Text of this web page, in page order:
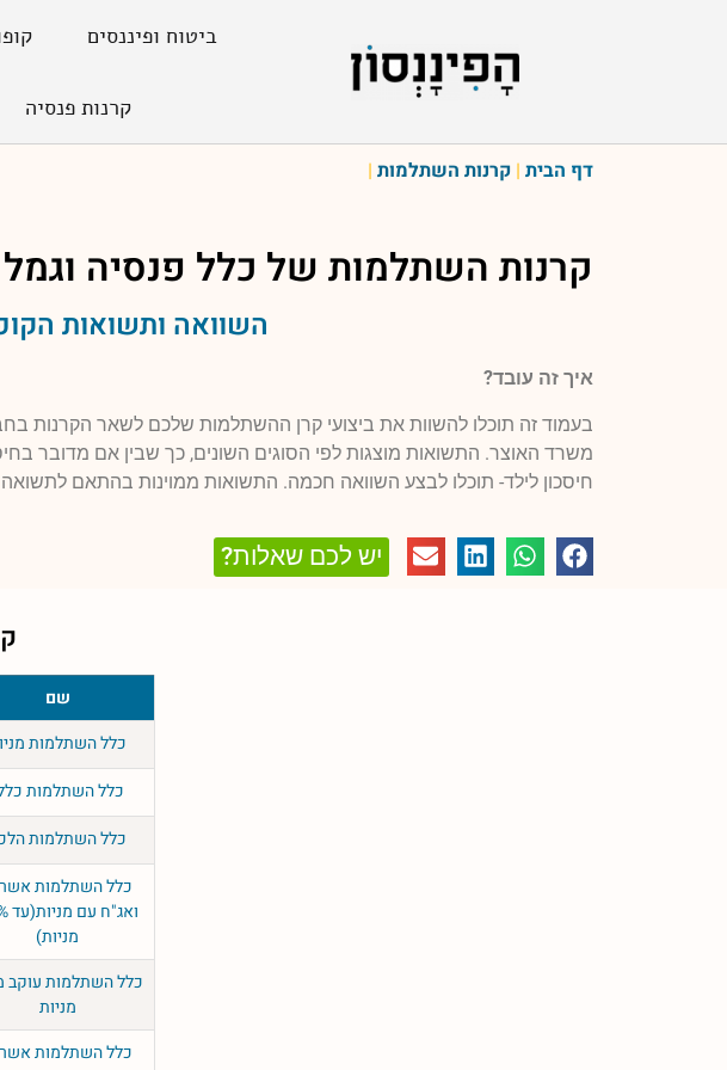
ביטוח ופיננסים
קרנות פנסיה
דף הבית | קרנות השתלמות |
קרנות השתלמות של כלל פנסיה
השוואה ותשואות
איך זה עובד?
בעמוד זה תוכלו להשוות את ביצועי קרן ההשתלמות שלכם לשאר הקרנות
משרד האוצר. התשואות מוצגות לפי הסוגים השונים, כך שבין אם מדובר
חיסכון לילד- תוכלו לבצע השוואה חכמה. התשואות ממוינות בהתאם
יש לכם שאלות?
שם
כלל השתלמות
כלל השתלמות
כלל השתלמות
כלל השתלמות
מניות)
כלל השתלמות עוקב
מניות
כלל השתלמות